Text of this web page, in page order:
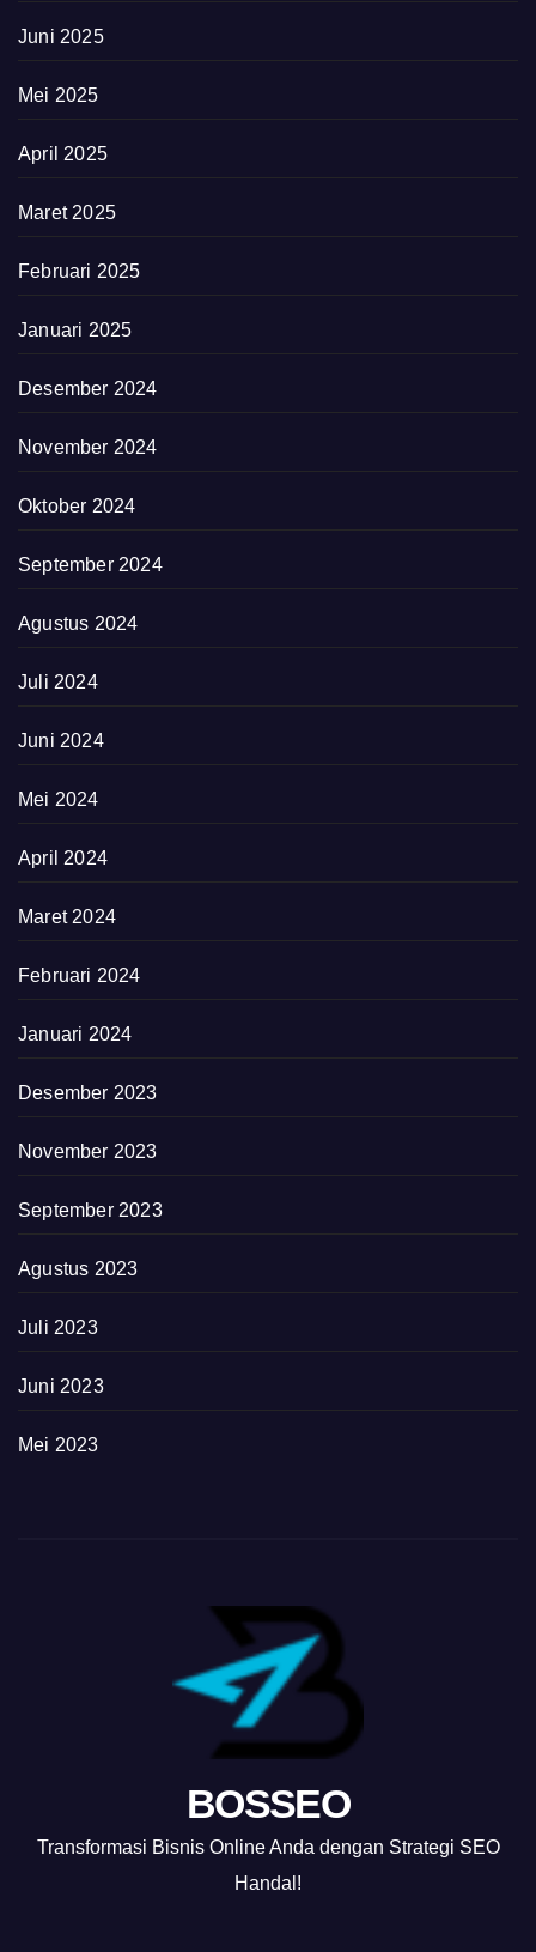
Juni 2025
Mei 2025
April 2025
Maret 2025
Februari 2025
Januari 2025
Desember 2024
November 2024
Oktober 2024
September 2024
Agustus 2024
Juli 2024
Juni 2024
Mei 2024
April 2024
Maret 2024
Februari 2024
Januari 2024
Desember 2023
November 2023
September 2023
Agustus 2023
Juli 2023
Juni 2023
Mei 2023
BOSSEO
Transformasi Bisnis Online Anda dengan Strategi SEO
Handal!